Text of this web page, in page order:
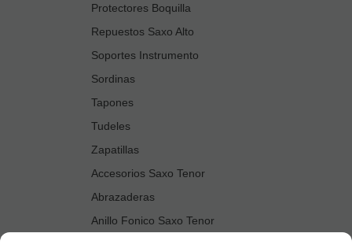
Protectores Boquilla
Repuestos Saxo Alto
Soportes Instrumento
Sordinas
Tapones
Tudeles
Zapatillas
Accesorios Saxo Tenor
Abrazaderas
Anillo Fonico Saxo Tenor